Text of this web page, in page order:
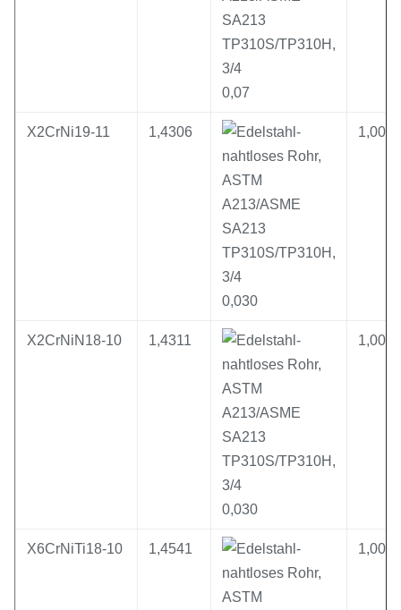
0,07
X2CrNi19-11 1,4306
0,030
1,00
X2CrNiN18-10 1,4311
0,030
1,00
X6CrNiTi18-10 1,4541 1,00